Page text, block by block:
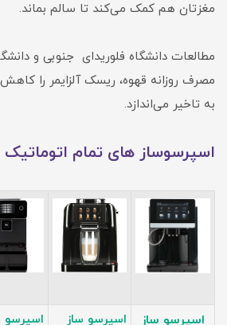
مغزتان هم کمک می‌کند تا سالم بماند.
مطالعات دانشگاه فلوریدای جنوبی و
مصرف روزانه قهوه، ریسک آلزایمر را
به تاخیر می‌اندازد.
اسپرسوساز های تمام
اسپرسو ساز اسپرسو ساز اسپرسو